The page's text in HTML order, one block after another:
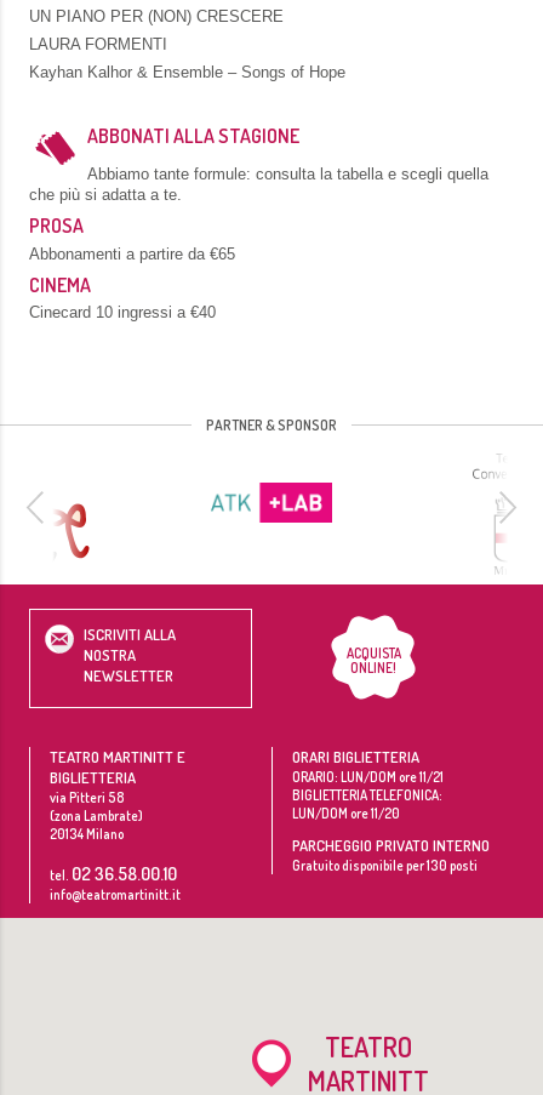
UN PIANO PER (NON) CRESCERE
LAURA FORMENTI
Kayhan Kalhor & Ensemble – Songs of Hope
ABBONATI ALLA STAGIONE
Abbiamo tante formule: consulta la tabella e scegli quella
che più si adatta a te.
PROSA
Abbonamenti a partire da €65
CINEMA
Cinecard 10 ingressi a €40
PARTNER & SPONSOR
ISCRIVITI ALLA
NOSTRA
NEWSLETTER
ACQUISTA
ONLINE!
TEATRO MARTINITT E
BIGLIETTERIA
via Pitteri 58
(zona Lambrate)
20134Milano
tel. 02 36.58.00.10
info@teatromartinitt.it
ORARI BIGLIETTERIA
ORARIO: LUN/DOM ore 11/21
BIGLIETTERIA TELEFONICA:
LUN/DOM ore 11/20
PARCHEGGIO PRIVATO INTERNO
Gratuito disponibile per 130 posti
TEATRO
MARTINITT